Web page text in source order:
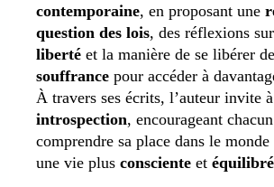
contemporaine, en proposant une
question des lois, des réflexions
liberté et la manière de se libérer
souffrance pour accéder à
À travers ses écrits, l’auteur invite
introspection, encourageant
comprendre sa place dans le
une vie plus consciente et